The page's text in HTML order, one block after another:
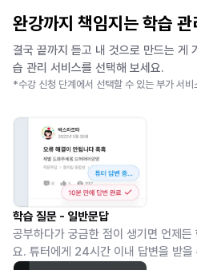
완강까지 책임지는 학습 관
결국 끝까지 듣고 내 것으로 만드는 게
습 관리 서비스를 선택해 보세요.
*수강 신청 단계에서 선택할 수 있는 부가 서비
학습 질문 - 일반문답
공부하다가 궁금한 점이 생기면 언제든
요. 튜터에게 24시간 이내 답변을 받을